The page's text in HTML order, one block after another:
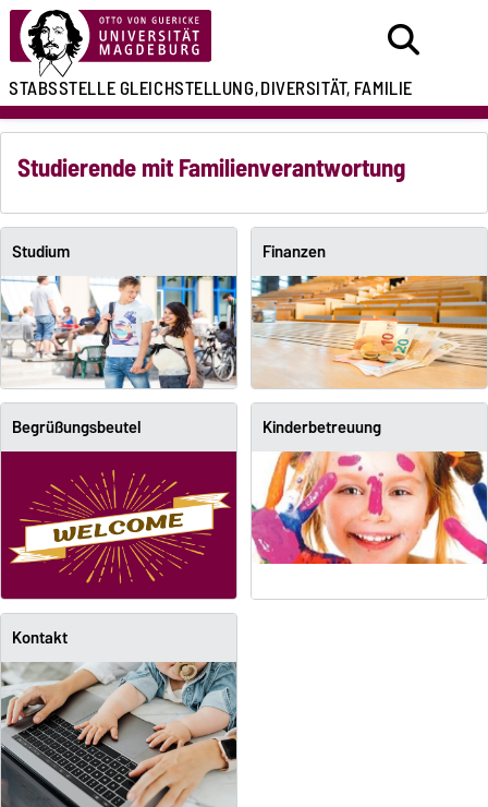
STABSSTELLEGLEICHSTELLUNG,DIVERSITÄT, FAMILIE
Studierende mit Familienverantwortung
Studium Finanzen
Begrüßungsbeutel Kinderbetreuung
Kontakt